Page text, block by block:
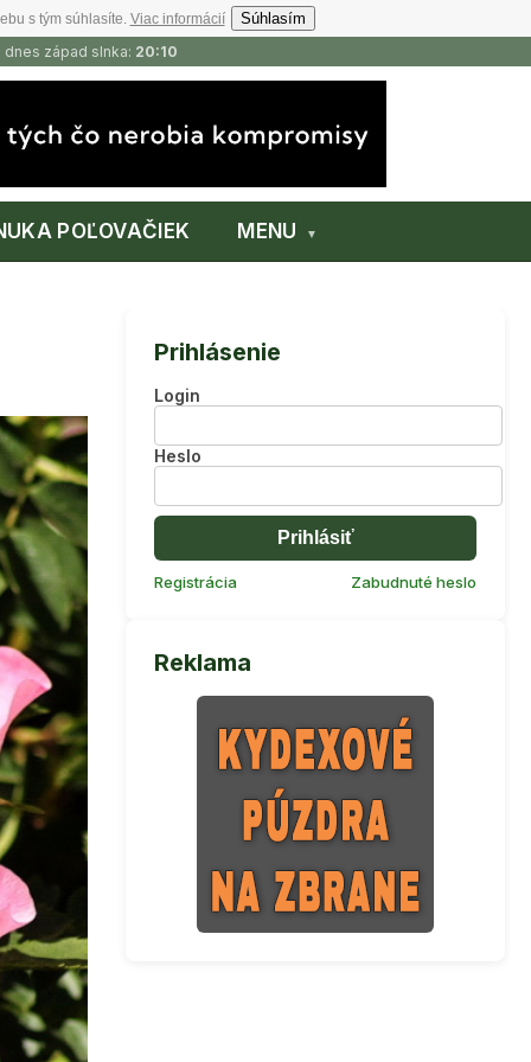
s tým súhlasíte. Viac informácií
Súhlasím
západ slnka: 20:10
POĽOVAČIEK MENU
Prihlásenie
Login
Heslo
Prihlásiť
Registrácia Zabudnuté heslo
Reklama